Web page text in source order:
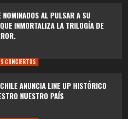
AL PULSAR A SU
INMORTALIZA LA TRILOGÍA DE
CONCIERTOS
ANUNCIA LINE UP HISTÓRICO
NUESTRO PAÍS